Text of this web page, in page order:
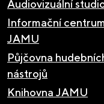
Audiovizuální
Informační
JAMU
Půjčovna
nástrojů
Knihovna JAMU